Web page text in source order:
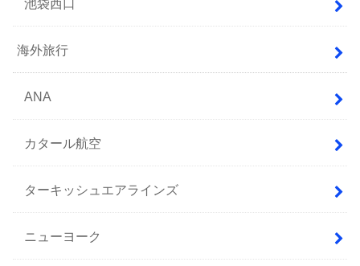
池袋西口
海外旅行
ANA
カタール航空
ターキッシュエアラインズ
ニューヨーク